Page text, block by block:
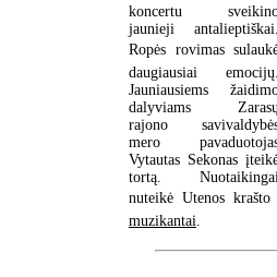
koncertu
jaunieji
Ropės rovimas
daugiausiai
Jauniausiems
dalyviams
rajono
mero
Vytautas Sekonas
tortą.
nuteikė Utenos
muzikantai